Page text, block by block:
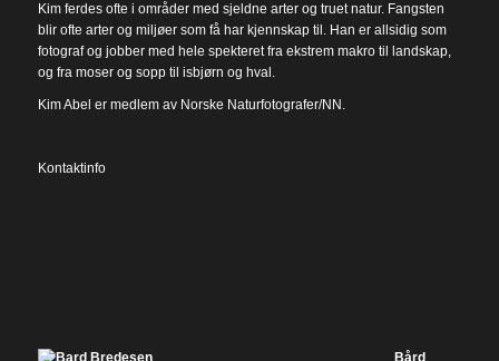
Kim ferdes ofte i områder med sjeldne arter og truet natur. Fangsten
blir ofte arter og miljøer som få har kjennskap til. Han er allsidig som
fotograf og jobber med hele spekteret fra ekstrem makro til landskap,
og fra moser og sopp til isbjørn og hval.
Kim Abel er medlem av Norske Naturfotografer/NN.
Kontaktinfo
Bård